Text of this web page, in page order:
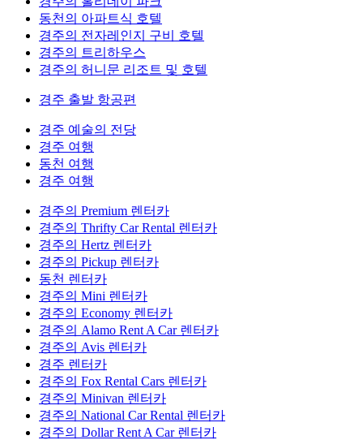
동천의 아파트식 호텔
경주의 전자레인지 구비 호텔
경주의 트리하우스
경주의 허니문 리조트 및 호텔
경주 출발 항공편
경주 예술의 전당
경주 여행
동천 여행
경주 여행
경주의 Premium 렌터카
경주의 Thrifty Car Rental 렌터카
경주의 Hertz 렌터카
경주의 Pickup 렌터카
동천 렌터카
경주의 Mini 렌터카
경주의 Economy 렌터카
경주의 Alamo Rent A Car 렌터카
경주의 Avis 렌터카
경주 렌터카
경주의 Fox Rental Cars 렌터카
경주의 Minivan 렌터카
경주의 National Car Rental 렌터카
경주의 Dollar Rent A Car 렌터카